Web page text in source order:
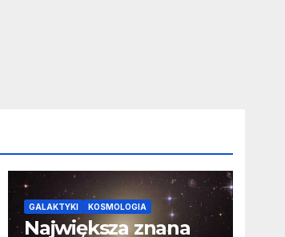
GALAKTYKI KOSMOLOGIA
Największa znana